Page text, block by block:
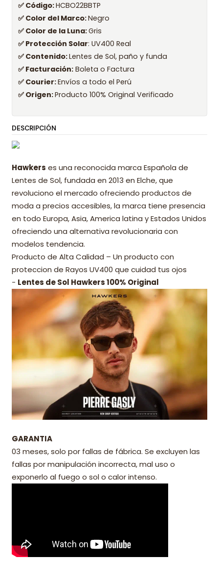
✅ Código:HCBO22BBTP
✅ Color del Marco:Negro
✅ Color de la Luna:Gris
✅ Protección Solar: UV400 Real
✅ Contenido:Lentes de Sol, paño y funda
✅ Facturación: Boleta o Factura
✅ Courier:Envíos a todo el Perú
✅ Origen:Producto 100% Original Verificado
DESCRIPCIÓN
Hawkers es una reconocida marca Española de
Lentes de Sol, fundada en 2013 en Elche, que
revoluciono el mercado ofreciendo productos de
moda a precios accesibles, la marca tiene presencia
en todo Europa, Asia, America latina y Estados Unidos
ofreciendo una alternativa revolucionaria con
modelos tendencia.
Producto de Alta Calidad – Un producto con
proteccion de Rayos UV400 que cuidad tus ojos
- Lentes de Sol Hawkers 100% Original
GARANTIA
03 meses, solo por fallas de fábrica. Se excluyen las
fallas por manipulación incorrecta, mal uso o
exponerlo al fuego o sol o calor intenso.